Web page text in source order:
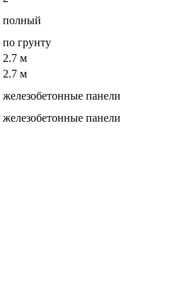
полный
по грунту
2.7 м
2.7 м
железобетонные панели
железобетонные панели